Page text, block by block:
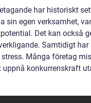
har historiskt
sin egen verksamhet,
Det kan också
Samtidigt
Många företag
uppnå konkurrenskraft